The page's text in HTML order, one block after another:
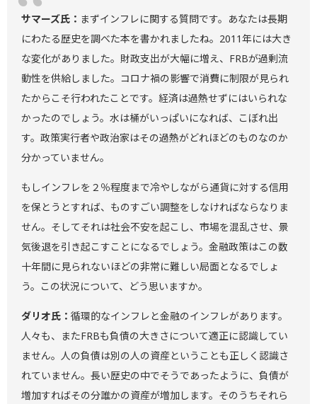
サマーズ氏： まずインフレに関する質問です。あなたは長期
にわたる歴史を調べた本を書かれましたね。2011年には大き
な変化がありました。財政支出が大幅に増え、FRBが過剰流
動性を供給しました。コロナ禍の影響で消費に制限が見られ
たからこそ行われたことです。経済は過熱せずにはいられな
かったのでしょう。水は桶がいっぱいになれば、こぼれ出
す。政策実行者や政治家はその過熱がどれほどのものなのか
分かっていません。
もしインフレを２％程度まで冷やしながら通貨に対する信用
を保とうとすれば、ものすごい調整をしなければならなりま
せん。そしてそれは社会不安を起こし、市場を混乱させ、景
気後退を引き起こすことになるでしょう。金融政策はこの数
十年間に見られないほどの非常に難しい局面となるでしょ
う。この状況について、どう思いますか。
ダリオ氏： 循環的なインフレと金融のインフレがあります。
人々も、またFRBも負債の大きさについて適正に認識してい
ません。人の負債は別の人の資産ということも正しく認識さ
れていません。長い歴史の中でそうであったように、負債が
増加すればその分誰かの資産が増加します。そのうちそれら